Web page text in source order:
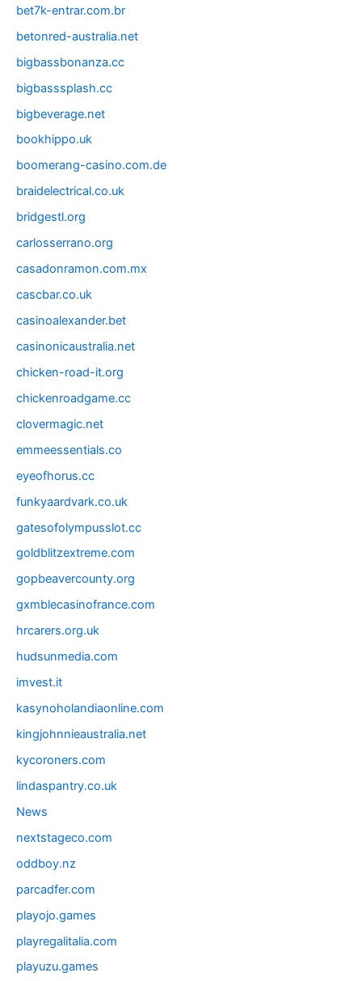
bet7k-entrar.com.br
betonred-australia.net
bigbassbonanza.cc
bigbasssplash.cc
bigbeverage.net
bookhippo.uk
boomerang-casino.com.de
braidelectrical.co.uk
bridgestl.org
carlosserrano.org
casadonramon.com.mx
cascbar.co.uk
casinoalexander.bet
casinonicaustralia.net
chicken-road-it.org
chickenroadgame.cc
clovermagic.net
emmeessentials.co
eyeofhorus.cc
funkyaardvark.co.uk
gatesofolympusslot.cc
goldblitzextreme.com
gopbeavercounty.org
gxmblecasinofrance.com
hrcarers.org.uk
hudsunmedia.com
imvest.it
kasynoholandiaonline.com
kingjohnnieaustralia.net
kycoroners.com
lindaspantry.co.uk
News
nextstageco.com
oddboy.nz
parcadfer.com
playojo.games
playregalitalia.com
playuzu.games